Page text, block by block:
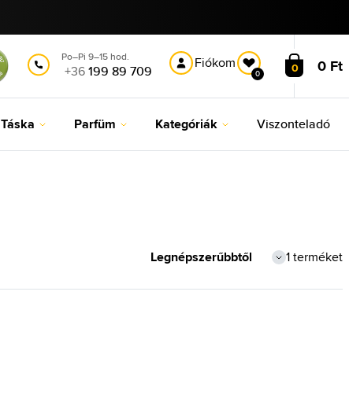
Po–Pi 9–15 hod.
+36199 89 709 Fiókom
0 0 0 Ft
Táska Parfüm Kategóriák Viszonteladó
1 terméket